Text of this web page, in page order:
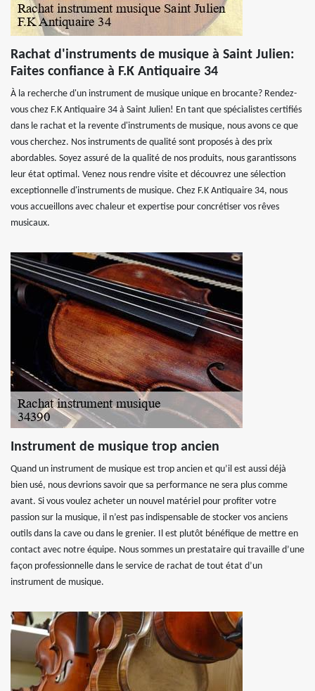
Rachat d'instruments de musique à Saint Julien:
Faites confiance à F.K Antiquaire 34
À la recherche d'un instrument de musique unique en brocante? Rendez-
vous chez F.K Antiquaire 34 à Saint Julien! En tant que spécialistes certifiés
dans le rachat et la revente d'instruments de musique, nous avons ce que
vous cherchez. Nos instruments de qualité sont proposés à des prix
abordables. Soyez assuré de la qualité de nos produits, nous garantissons
leur état optimal. Venez nous rendre visite et découvrez une sélection
exceptionnelle d'instruments de musique. Chez F.K Antiquaire 34, nous
vous accueillons avec chaleur et expertise pour concrétiser vos rêves
musicaux.
Instrument de musique trop ancien
Quand un instrument de musique est trop ancien et qu’il est aussi déjà
bien usé, nous devrions savoir que sa performance ne sera plus comme
avant. Si vous voulez acheter un nouvel matériel pour profiter votre
passion sur la musique, il n’est pas indispensable de stocker vos anciens
outils dans la cave ou dans le grenier. Il est plutôt bénéfique de mettre en
contact avec notre équipe. Nous sommes un prestataire qui travaille d’une
façon professionnelle dans le service de rachat de tout état d’un
instrument de musique.